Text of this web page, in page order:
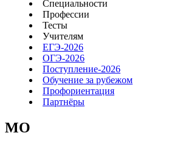
Специальности
Профессии
Тесты
Учителям
ЕГЭ-2026
ОГЭ-2026
Поступление-2026
Обучение за рубежом
Профориентация
Партнёры
MO